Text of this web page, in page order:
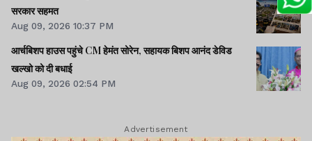
सरकार सहमत
Aug 09, 2026 10:37 PM
आर्चबिशप हाउस पहुंचे CM हेमंत सोरेन, सहायक बिशप आनंद डेविड
खल्खो को दी बधाई
Aug 09, 2026 02:54 PM
Advertisement